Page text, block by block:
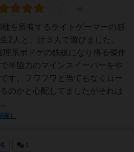
を所有するライトゲーマーの感
2人と、計３人で遊びました。
理系ボドゲの鉄板になり得る傑作
半協力のマインスイーパーをや
す。フワフワと当てもなくロー
るのかと心配してましたがそれは
）